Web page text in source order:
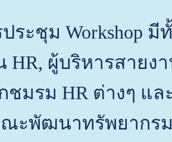
ระชุม Workshop
HR, ผู้บริหารสายง
ชมรม HR ต่างๆ แ
ณะพัฒนาทรัพยาก